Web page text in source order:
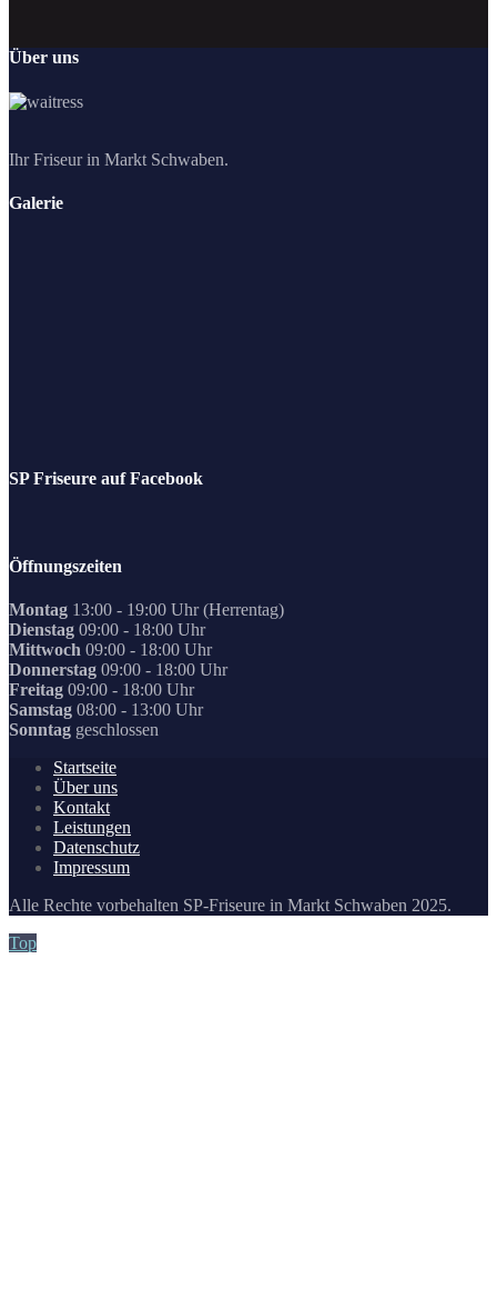
Über uns
Ihr Friseur in Markt Schwaben.
Galerie
SP Friseure auf Facebook
Öffnungszeiten
Montag 13:00 - 19:00 Uhr (Herrentag)
Dienstag 09:00 - 18:00 Uhr
Mittwoch 09:00 - 18:00 Uhr
Donnerstag 09:00 - 18:00 Uhr
Freitag 09:00 - 18:00 Uhr
Samstag 08:00 - 13:00 Uhr
Sonntag geschlossen
Startseite
Über uns
Kontakt
Leistungen
Datenschutz
Impressum
Alle Rechte vorbehalten SP-Friseure in Markt Schwaben 2025.
Top